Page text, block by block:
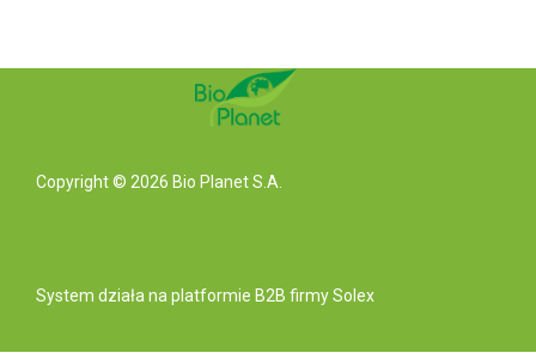
Copyright © 2026 Bio Planet S.A.
System działa na platformie B2B firmy Solex